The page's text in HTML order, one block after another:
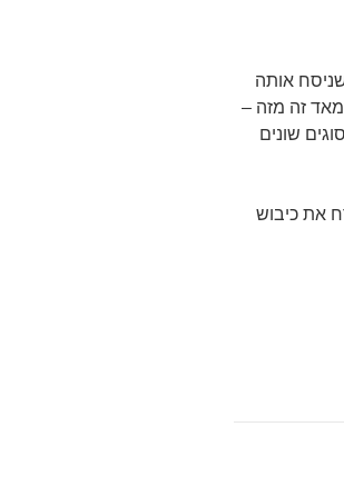
מאד זה מזה –
שונים
את כיבוש